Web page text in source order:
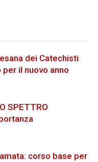
dei Catechisti
il nuovo anno
SPETTRO
corso base per